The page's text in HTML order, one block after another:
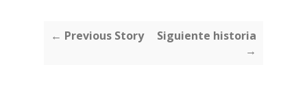
← Previous Story
Siguiente historia
→